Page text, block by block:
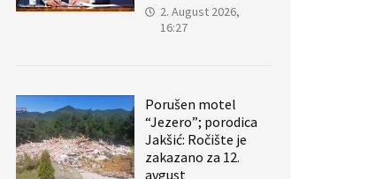
2. August 2026,
16:27
Porušen motel
“Jezero”; porodica
Jakšić: Ročište je
zakazano za 12.
avgust